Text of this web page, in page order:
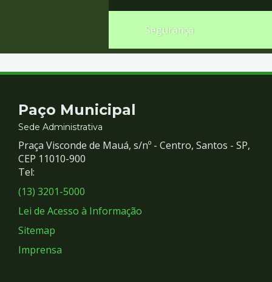
Segurança
Contato
e
Redes
Sociais
Paço Municipal
Sede Administrativa
Praça Visconde de Mauá, s/nº - Centro, Santos - SP,
CEP 11010-900
Tel:
(13) 3201-5000
Lei de Acesso à Informação
Sitemap
Imprensa